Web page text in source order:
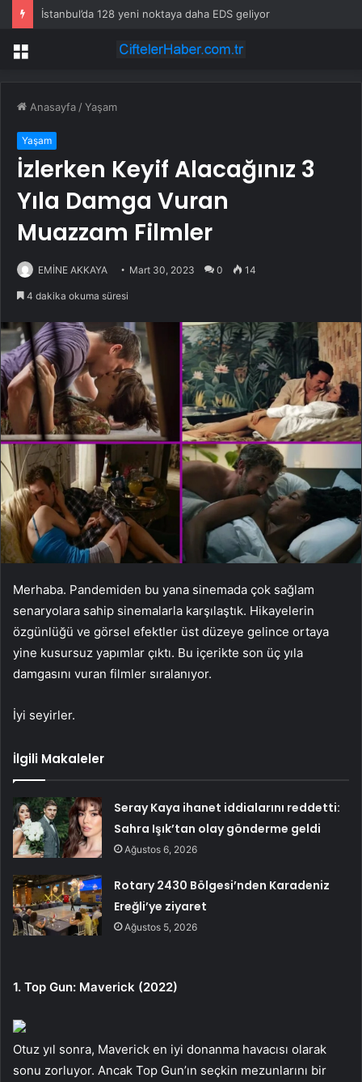
İstanbul’da 128 yeni noktaya daha EDS geliyor
Menü
Anasayfa /Yaşam
Yaşam
İzlerken Keyif Alacağınız 3
Yıla Damga Vuran
Muazzam Filmler
EMİNE AKKAYA Mart 30, 2023 0 14
4 dakika okuma süresi
Merhaba. Pandemiden bu yana sinemada çok sağlam
senaryolara sahip sinemalarla karşılaştık. Hikayelerin
özgünlüğü ve görsel efektler üst düzeye gelince ortaya
yine kusursuz yapımlar çıktı. Bu içerikte son üç yıla
damgasını vuran filmler sıralanıyor.
İyi seyirler.
İlgili Makaleler
Seray Kaya ihanet iddialarını reddetti:
Sahra Işık’tan olay gönderme geldi
Ağustos 6, 2026
Rotary 2430 Bölgesi’nden Karadeniz
Ereğli’ye ziyaret
Ağustos 5, 2026
1. Top Gun: Maverick (2022)
Otuz yıl sonra, Maverick en iyi donanma havacısı olarak
sonu zorluyor. Ancak Top Gun’ın seçkin mezunlarını bir